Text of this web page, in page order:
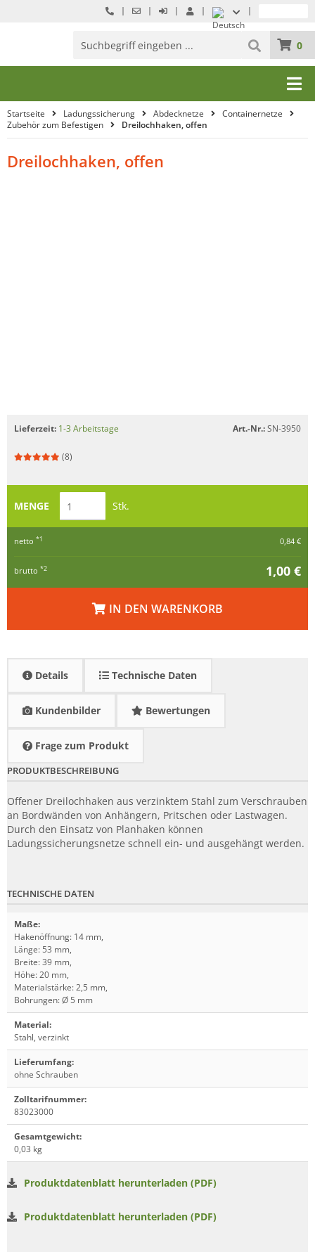
0
Startseite Ladungssicherung Abdecknetze
Containernetze
Zubehör zum Befestigen
Dreilochhaken, offen
Dreilochhaken, offen
Lieferzeit: 1-3 Arbeitstage Art.-Nr.:SN-3950
(8)
MENGE Stk.
netto *1 0,84 €
brutto *2 1,00 €
IN DEN WARENKORB
Details Technische Daten
Kundenbilder Bewertungen
Frage zum Produkt
PRODUKTBESCHREIBUNG
Offener Dreilochhaken aus verzinktem Stahl zum Verschrauben
an Bordwänden von Anhängern, Pritschen oder Lastwagen.
Durch den Einsatz von Planhaken können
Ladungssicherungsnetze schnell ein- und ausgehängt werden.
TECHNISCHE DATEN
Maße:
Hakenöffnung: 14 mm,
Länge: 53 mm,
Breite: 39 mm,
Höhe: 20 mm,
Materialstärke: 2,5 mm,
Bohrungen: Ø 5 mm
Material:
Stahl, verzinkt
Lieferumfang:
ohne Schrauben
Zolltarifnummer:
83023000
Gesamtgewicht:
0,03 kg
Produktdatenblatt herunterladen (PDF)
Produktdatenblatt herunterladen (PDF)